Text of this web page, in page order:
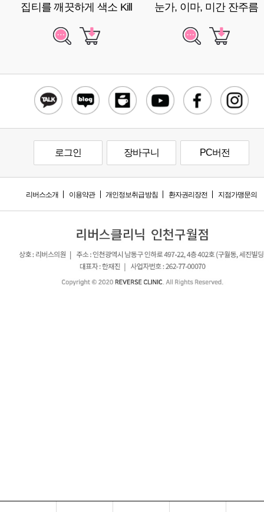
집티를 깨끗하게 색소 Kill 눈가, 이마, 미간 잔주름
로그인 장바구니 PC버전
리버스소개 이용약관 개인정보취급방침 환자권리장전 지점가맹문의